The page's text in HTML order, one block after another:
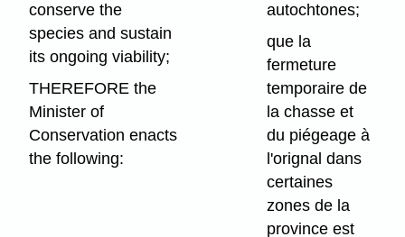
conserve the
species and sustain
its ongoing viability;
THEREFORE the
Minister of
Conservation enacts
the following:
autochtones;
que la
fermeture
temporaire de
la chasse et
du piégeage à
l'orignal dans
certaines
zones de la
province est